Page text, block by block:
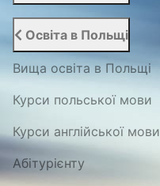
Освіта в Польщі
Вища освіта в Польщі
Курси польської мови
Курси англійської мови
Абітурієнту